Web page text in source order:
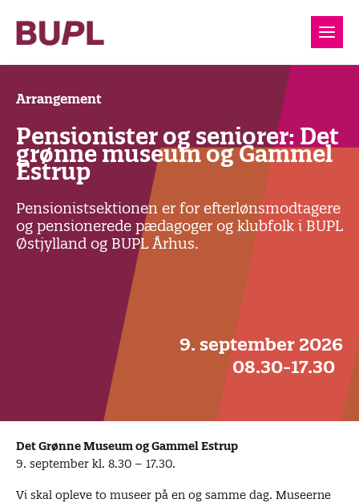
Arrangement
Pensionister og seniorer: Det
grønne museum og Gammel
Estrup
Pensionistsektionen er for efterlønsmodtagere
og pensionerede pædagoger og klubfolk i BUPL
Østjylland og BUPL Århus.
9. september 2026
08.30-17.30
Det Grønne Museum og Gammel Estrup
9. september kl. 8.30 – 17.30.
Vi skal opleve to museer på en og samme dag. Museerne